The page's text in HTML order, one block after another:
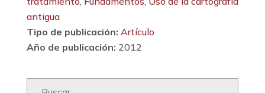
antigua
Tipo de publicación: Artículo
Año de publicación: 2012